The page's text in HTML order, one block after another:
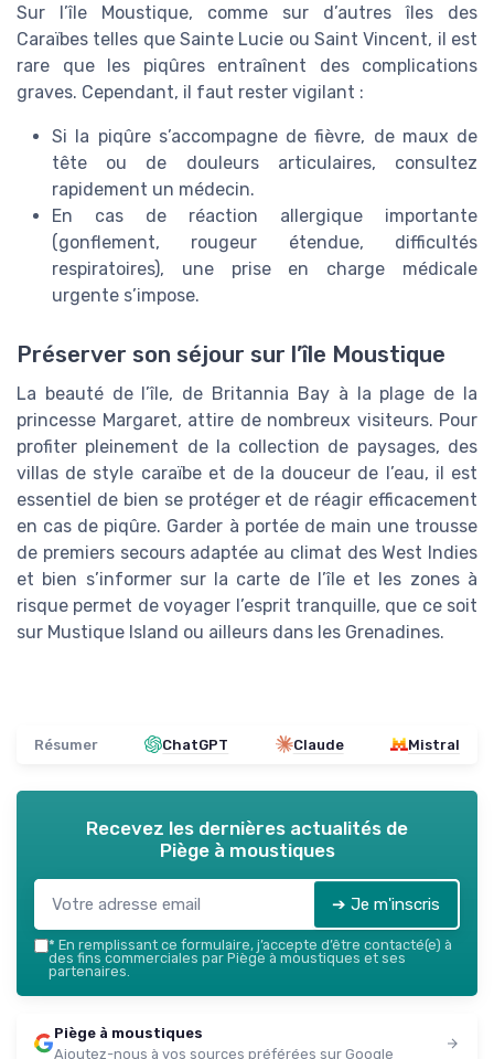
Sur l’île Moustique, comme sur d’autres îles des
Caraïbes telles que Sainte Lucie ou Saint Vincent, il est
rare que les piqûres entraînent des complications
graves. Cependant, il faut rester vigilant :
Si la piqûre s’accompagne de fièvre, de maux de
tête ou de douleurs articulaires, consultez
rapidement un médecin.
En cas de réaction allergique importante
(gonflement, rougeur étendue, difficultés
respiratoires), une prise en charge médicale
urgente s’impose.
Préserver son séjour sur l’île Moustique
La beauté de l’île, de Britannia Bay à la plage de la
princesse Margaret, attire de nombreux visiteurs. Pour
profiter pleinement de la collection de paysages, des
villas de style caraïbe et de la douceur de l’eau, il est
essentiel de bien se protéger et de réagir efficacement
en cas de piqûre. Garder à portée de main une trousse
de premiers secours adaptée au climat des West Indies
et bien s’informer sur la carte de l’île et les zones à
risque permet de voyager l’esprit tranquille, que ce soit
sur Mustique Island ou ailleurs dans les Grenadines.
Résumer ChatGPT Claude Mistral
Recevez les dernières actualités de
Piège à moustiques
➔ Je m'inscris
* En remplissant ce formulaire, j’accepte d’être contacté(e) à
des fins commerciales par Piège à moustiques et ses
partenaires.
Piège à moustiques
Ajoutez-nous à vos sources préférées sur Google